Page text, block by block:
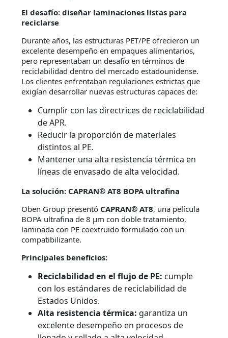
El desafío: diseñar laminaciones listas para
reciclarse
Durante años, las estructuras PET/PE ofrecieron un
excelente desempeño en empaques alimentarios,
pero representaban un desafío en términos de
reciclabilidad dentro del mercado estadounidense.
Los clientes enfrentaban regulaciones estrictas que
exigían desarrollar nuevas estructuras capaces de:
Cumplir con las directrices de reciclabilidad
de APR.
Reducir la proporción de materiales
distintos al PE.
Mantener una alta resistencia térmica en
líneas de envasado de alta velocidad.
La solución: CAPRAN® AT8 BOPA ultrafina
Oben Group presentó CAPRAN® AT8, una película
BOPA ultrafina de 8 µm con doble tratamiento,
laminada con PE coextruido formulado con un
compatibilizante.
Principales beneficios:
Reciclabilidad en el flujo de PE: cumple
con los estándares de reciclabilidad de
Estados Unidos.
Alta resistencia térmica: garantiza un
excelente desempeño en procesos de